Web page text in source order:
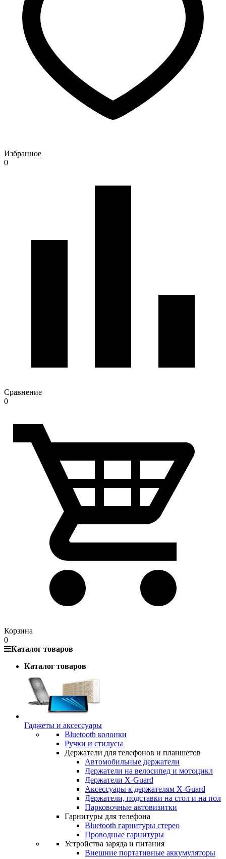
Избранное
0
Сравнение
0
Корзина
0
Каталог товаров
Каталог товаров
Гаджеты и аксессуары
Bluetooth колонки
Ручки и стилусы
Держатели для телефонов и планшетов
Автомобильные держатели
Держатели на велосипед и мотоцикл
Держатели X-Guard
Аксессуары к держателям X-Guard
Держатели, подставки на стол и на пол
Парковочные автовизитки
Гарнитуры для телефона
Bluetooth гарнитуры стерео
Проводные гарнитуры
Устройства заряда и питания
Внешние портативные аккумуляторы